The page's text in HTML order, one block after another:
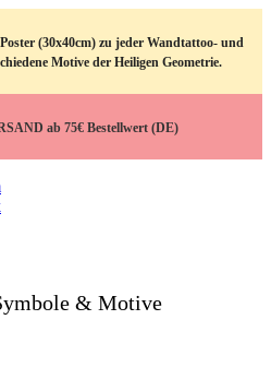
(30x40cm) zu jeder Wandtattoo- und
Motive der Heiligen Geometrie.
ab 75€ Bestellwert (DE)
& Motive